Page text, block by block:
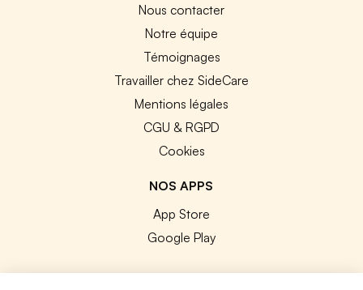
Nous contacter
Notre équipe
Témoignages
Travailler chez SideCare
Mentions légales
CGU & RGPD
Cookies
NOS APPS
App Store
Google Play